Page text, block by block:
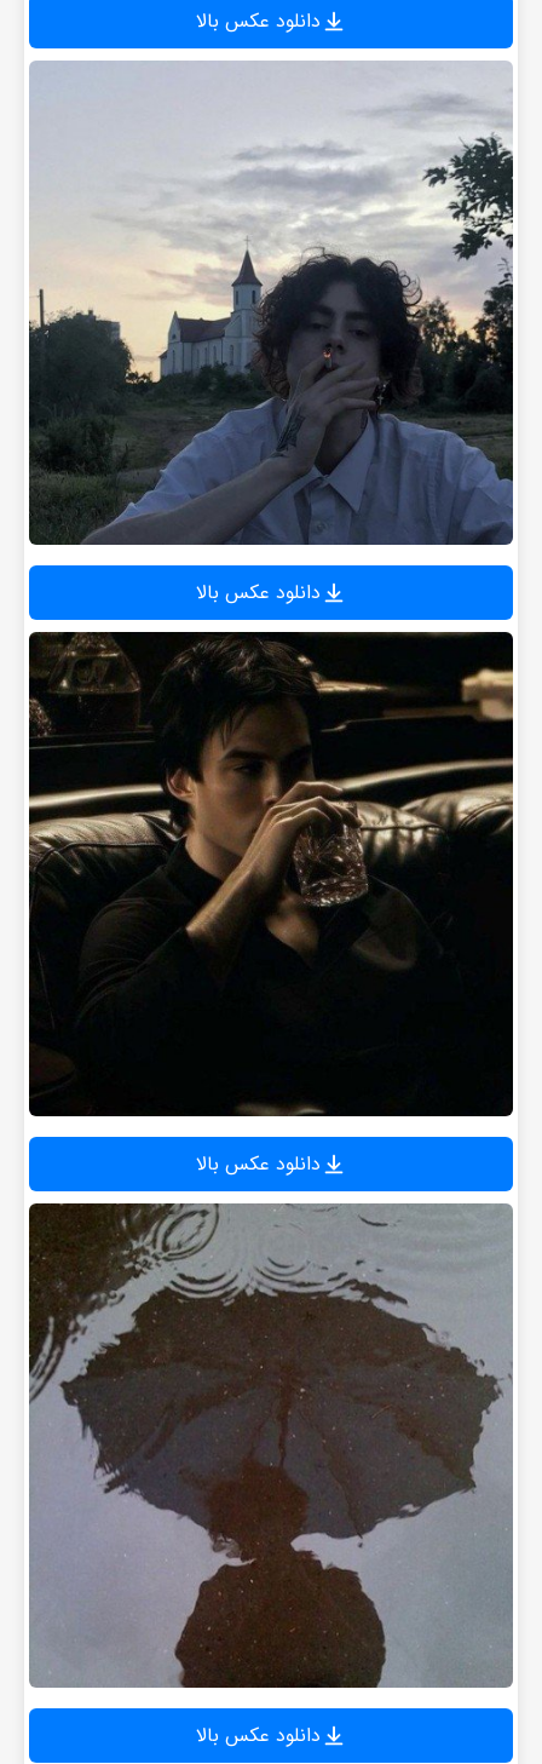
دانلود عکس بالا
دانلود عکس بالا
دانلود عکس بالا
دانلود عکس بالا